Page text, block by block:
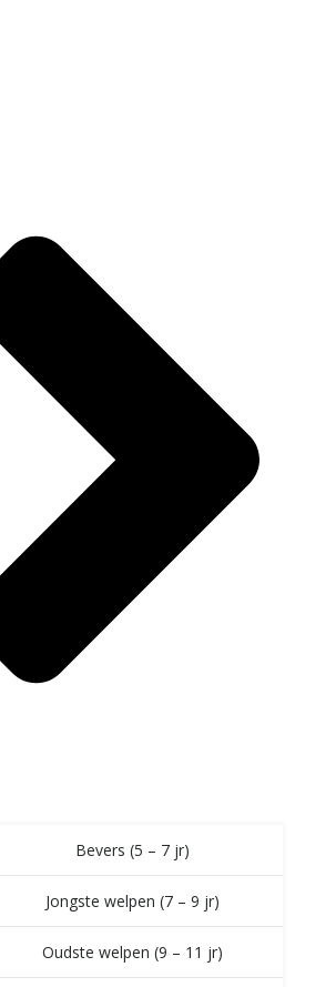
Bevers (5 – 7 jr)
Jongste welpen (7 – 9 jr)
Oudste welpen (9 – 11 jr)